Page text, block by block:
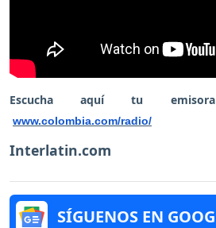
Escucha aquí tu
www.colombia.com/radio/
Interlatin.com
SÍGUENOS EN